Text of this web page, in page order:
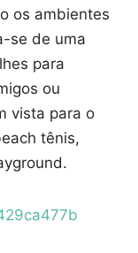
os ambientes
se de uma
para
ou
vista para o
tênis,